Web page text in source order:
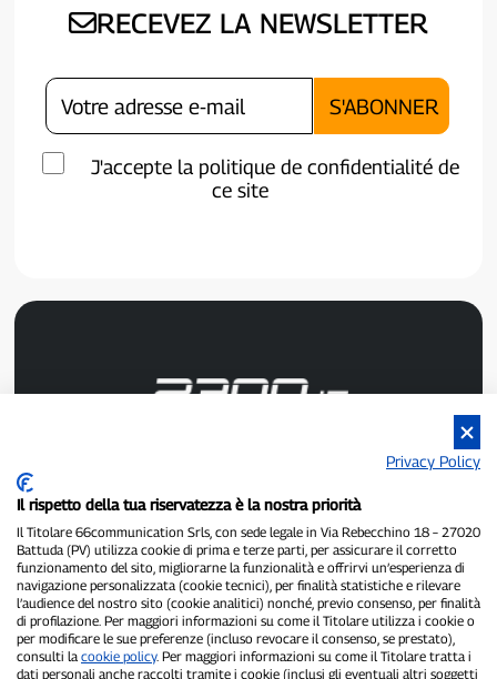
RECEVEZ LA NEWSLETTER
J'accepte la politique de confidentialité de
ce site
Pavie.
Propriétaire et éditeur :66communication Srls- Numéro de TVA :
02798890188.
Rédacteur en chef :Alessandro Secchi- Rédacteur adjoint :Federico
Benedusi.
Politique de confidentialité-Politique relative aux cookies
« Si c'est vraiment arrivé, vous le trouverez sur P300.it »
Privacy Policy
Il rispetto della tua riservatezza è la nostra priorità
Il Titolare 66communication Srls, con sede legale in Via Rebecchino 18 – 27020
Battuda (PV) utilizza cookie di prima e terze parti, per assicurare il corretto
funzionamento del sito, migliorarne la funzionalità e offrirvi un’esperienza di
navigazione personalizzata (cookie tecnici), per finalità statistiche e rilevare
l’audience del nostro sito (cookie analitici) nonché, previo consenso, per finalità
di profilazione. Per maggiori informazioni su come il Titolare utilizza i cookie o
per modificare le sue preferenze (incluso revocare il consenso, se prestato),
consulti la cookie policy. Per maggiori informazioni su come il Titolare tratta i
dati personali anche raccolti tramite i cookie (inclusi gli eventuali altri soggetti